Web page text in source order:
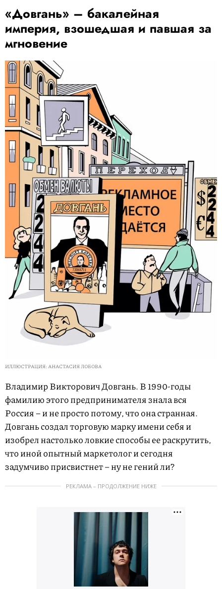
«Довгань» – бакалейная
империя, взошедшая и павшая за
мгновение
ИЛЛЮСТРАЦИЯ: АНАСТАСИЯ ЛОБОВА
Владимир Викторович Довгань. В 1990-годы
фамилию этого предпринимателя знала вся
Россия – и не просто потому, что она странная.
Довгань создал торговую марку имени себя и
изобрел настолько ловкие способы ее раскрутить,
что иной опытный маркетолог и сегодня
задумчиво присвистнет – ну не гений ли?
РЕКЛАМА – ПРОДОЛЖЕНИЕ НИЖЕ